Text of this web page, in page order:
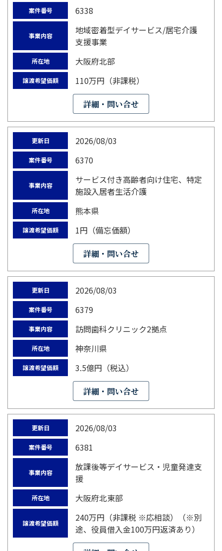
案件番号 6338
事業内容
地域密着型デイサービス/居宅介護
支援事業
所在地 大阪府北部
譲渡希望価額 110万円（非課税）
詳細・問い合せ
更新日 2026/08/03
案件番号 6370
事業内容
サービス付き高齢者向け住宅、特定
施設入居者生活介護
所在地 熊本県
譲渡希望価額 1円（備忘価額）
詳細・問い合せ
更新日 2026/08/03
案件番号 6379
事業内容 訪問歯科クリニック2拠点
所在地 神奈川県
譲渡希望価額 3.5億円（税込）
詳細・問い合せ
更新日 2026/08/03
案件番号 6381
事業内容
放課後等デイサービス・児童発達支
援
所在地 大阪府北東部
譲渡希望価額
240万円（非課税 ※応相談）（※別
途、役員借入金100万円返済あり）